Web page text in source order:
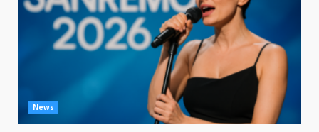
News